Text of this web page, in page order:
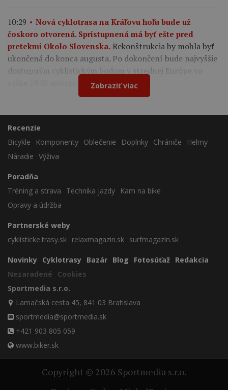
10:29
Nová cyklotrasa na Kráľovu hoľu bude už
čoskoro otvorená. Sprístupnená má byť ešte pred
pretekmi Okolo Slovenska. Rekonštrukcia by mohla byť
ukončená do konca augusta. Po dokončení bude najvyššie
dostupným cyklistickým bodom v strednej Európe vo
výške 1940 metrov nad morom.
Zobraziť viac
Recenzie
Bicykle
Komponenty Oblečenie Doplnky Chrániče
Helmy
Náradie Výživa
Poradňa
Tréning a strava
Technika jazdy
Kam na bike
Opravy a údržba
Partnerské weby
cyklisticke.trasy.sk relaxmagazin.sk surfmagazin.sk
Novinky Cyklotrasy Bazár Blog Fotosúťaž Redakcia
Nezaradené
Cookies
Sportmedia s.r.o.
Lamačská cesta 45, 841 03 Bratislava
sportmedia@sportmedia.sk
+421 903 805 059
www.biker.sk
Copyright © 2026 Sportmedia s.r.o.